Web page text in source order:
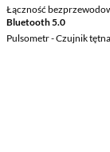
Łączność
Bluetooth 5.0
Pulsometr - Czujnik tętna